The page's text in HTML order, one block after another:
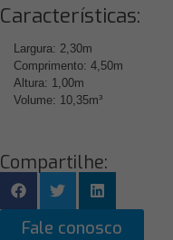
Características:
Largura: 2,30m
Comprimento: 4,50m
Altura: 1,00m
Volume: 10,35m³
Compartilhe:
Fale conosco